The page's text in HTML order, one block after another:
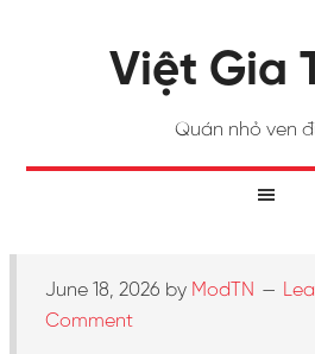
Việt Gia
Quán nhỏ ven
June 18, 2026 by ModTN
Comment